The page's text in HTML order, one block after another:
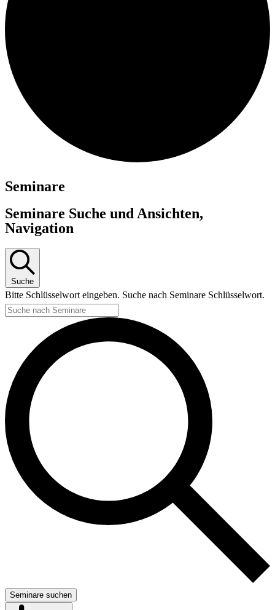
Seminare
Seminare Suche und Ansichten,
Navigation
Suche
Bitte Schlüsselwort eingeben. Suche nach Seminare Schlüsselwort.
Seminare suchen